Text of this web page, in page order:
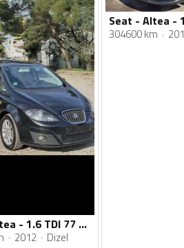
Seat - Altea - 1.6 TDI 77 KW
2012 Dizel
Seat - Altea -
304600 km